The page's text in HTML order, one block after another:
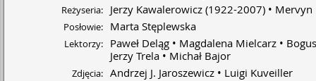
Reżyseria: Jerzy Kawalerowicz (1922-2007) Mervyn
Posłowie: Marta Stęplewska
Lektorzy: Paweł Deląg Magdalena Mielcarz
Jerzy Trela
Michał Bajor
Zdjęcia: Andrzej J. Jaroszewicz Luigi Kuveiller